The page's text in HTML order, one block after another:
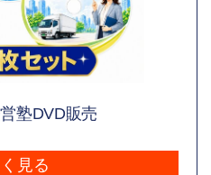
塾DVD販売
見る